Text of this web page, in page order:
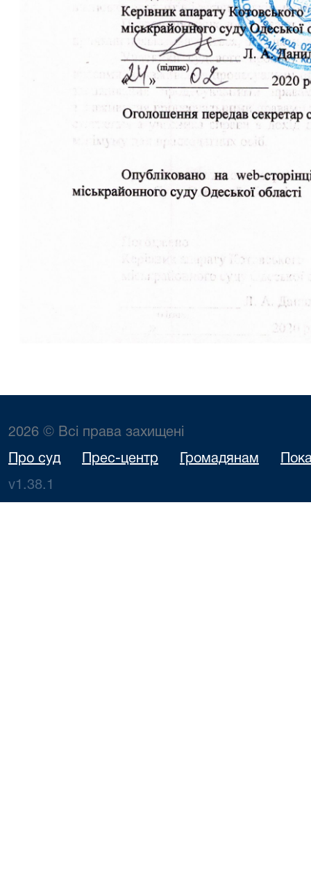
2026 © Всі права захищені
Про суд Прес-центр Громадянам
v1.38.1